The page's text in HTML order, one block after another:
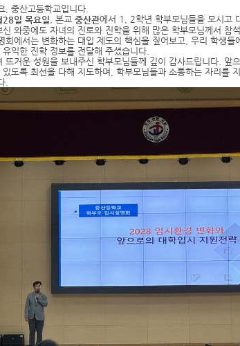
, 중산고등학교입니다.
28일 목요일 , 본교 중산관에서 1, 2학년 학부모님들을 모시고
신 와중에도 자녀의 진로와 진학을 위해 많은 학부모님께서 참
회에서는 변화하는 대입 제도의 핵심을 짚어보고, 우리 학생들
유익한 진학 정보를 전달해 주셨습니다.
뜨거운 성원을 보내주신 학부모님들께 깊이 감사드립니다. 앞
있도록 최선을 다해 지도하며, 학부모님들과 소통하는 자리를
.